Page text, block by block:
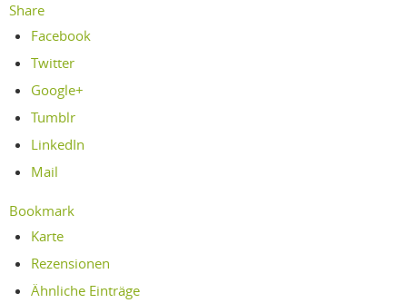
Share
Facebook
Twitter
Google+
Tumblr
LinkedIn
Mail
Bookmark
Karte
Rezensionen
Ähnliche Einträge